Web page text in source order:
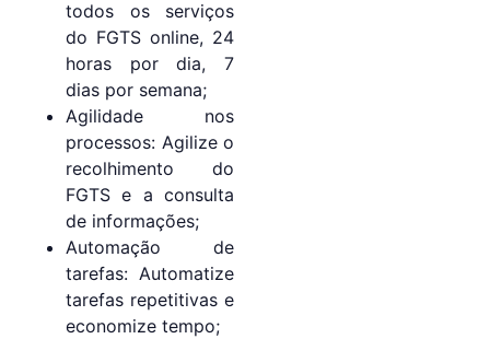
todos os serviços
do FGTS online, 24
horas por dia, 7
dias por semana;
Agilidade nos
processos: Agilize o
recolhimento do
FGTS e a consulta
de informações;
Automação de
tarefas: Automatize
tarefas repetitivas e
economize tempo;